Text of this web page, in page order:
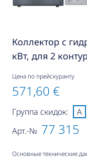
Коллектор с
кВт, для 2
Цена по прейскуранту
571,60 €
Арт.-№ 77 315
Группа скидок: A
Основные технические